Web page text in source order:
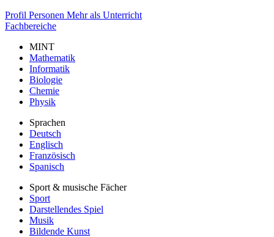
Profil Personen Mehr als Unterricht
Fachbereiche
MINT
Mathematik
Informatik
Biologie
Chemie
Physik
Sprachen
Deutsch
Englisch
Französisch
Spanisch
Sport & musische Fächer
Sport
Darstellendes Spiel
Musik
Bildende Kunst